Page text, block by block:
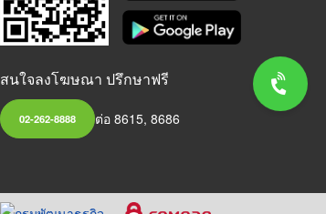
สนใจลงโฆษณา ปรึกษาฟรี
02-262-8888 ต่อ 8615, 8686